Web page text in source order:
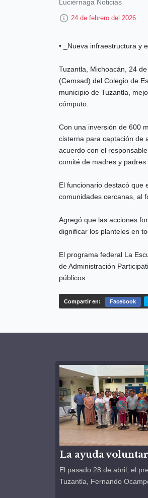
Luciérnaga Noticias
24 de febrero del 2026
• _Nueva infraestructura y
Tuzantla, Michoacán, 24
(Cemsad) del Colegio de
municipio de Tuzantla,
cómputo.
Con una inversión de 600
cisterna para captación de
acuerdo con el
comité de madres y padres
El funcionario destacó que
comunidades cercanas, al
Agregó que las acciones
dignificar los planteles en
El programa federal La
de Administración
públicos.
Compartir en: Facebook
La ayuda
El pasado 28 de abril, el
Tuzantla, Fernando